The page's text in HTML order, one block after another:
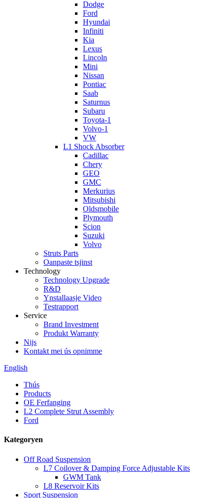
Dodge
Ford
Hyundai
Infiniti
Kia
Lexus
Lincoln
Mini
Nissan
Pontiac
Saab
Saturnus
Subaru
Toyota-1
Volvo-1
VW
L1 Shock Absorber
Cadillac
Chery
GEO
GMC
Merkurius
Mitsubishi
Oldsmobile
Plymouth
Scion
Suzuki
Volvo
Struts Parts
Oanpaste tsjinst
Technology
Technology Upgrade
R&D
Ynstallaasje Video
Testrapport
Service
Brand Investment
Produkt Warranty
Nijs
Kontakt mei ús opnimme
English
Thús
Products
OE Ferfanging
L2 Complete Strut Assembly
Ford
Kategoryen
Off Road Suspension
L7 Coilover & Damping Force Adjustable Kits
GWM Tank
L8 Reservoir Kits
Sport Suspension